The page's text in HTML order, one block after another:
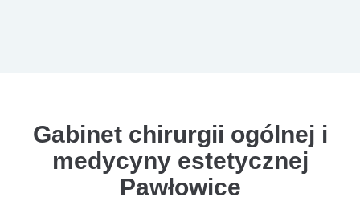
Gabinet chirurgii ogólnej i
medycyny estetycznej
Pawłowice